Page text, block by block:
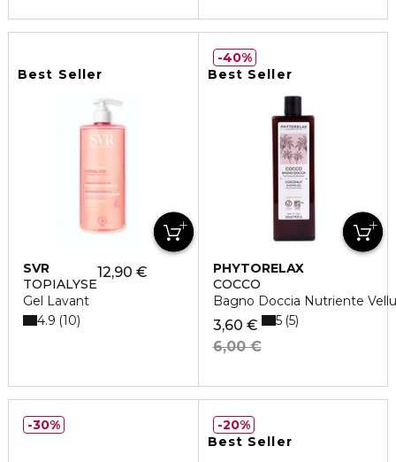
Best Seller
SVR
TOPIALYSE
Gel Lavant
12,90 €
4.9 10
Best Seller
PHYTORELAX
COCCO
Bagno Doccia Nutriente
3,60 €
6,00 €
5 5
40%
30%
Best Seller
20%